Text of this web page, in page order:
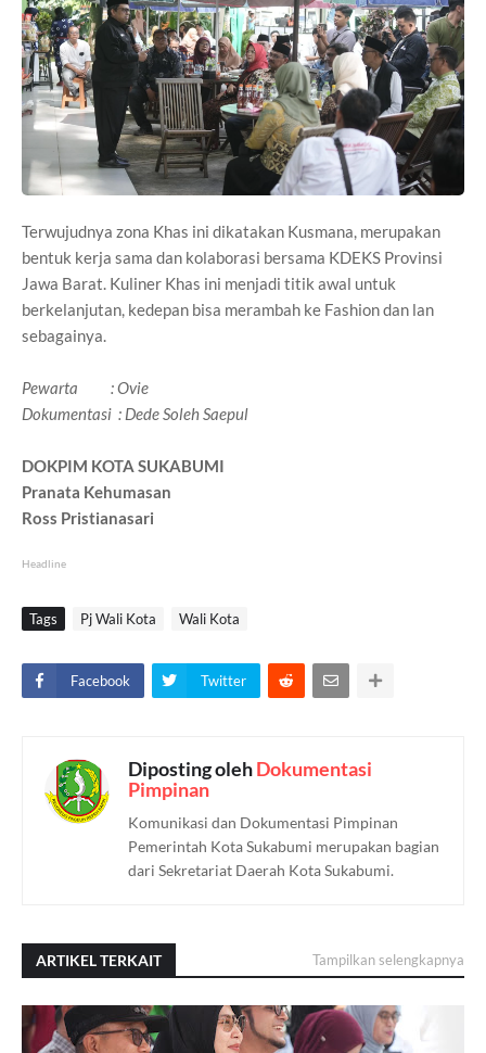
Terwujudnya zona Khas ini dikatakan Kusmana, merupakan
bentuk kerja sama dan kolaborasi bersama KDEKS Provinsi
Jawa Barat. Kuliner Khas ini menjadi titik awal untuk
berkelanjutan, kedepan bisa merambah ke Fashion dan lan
sebagainya.
Pewarta : Ovie
Dokumentasi : Dede Soleh Saepul
DOKPIM KOTA SUKABUMI
Pranata Kehumasan
Ross Pristianasari
Headline
Tags Pj Wali Kota Wali Kota
Facebook Twitter
Diposting olehDokumentasi
Pimpinan
Komunikasi dan Dokumentasi Pimpinan
Pemerintah Kota Sukabumi merupakan bagian
dari Sekretariat Daerah Kota Sukabumi.
ARTIKEL TERKAIT Tampilkan selengkapnya